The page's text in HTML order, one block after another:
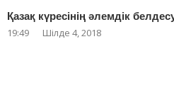
Қазақ күресінің әлемдік
19:49 Шілде 4, 2018